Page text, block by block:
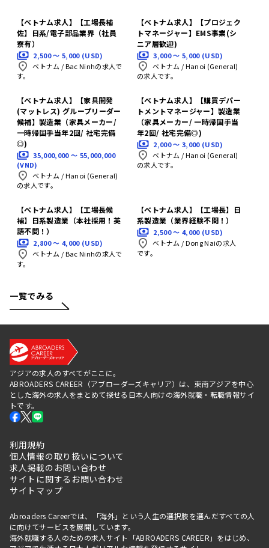
【ベトナム求人】【工場長補
佐】日系/電子部品業界（社員
寮有）
2,500 〜 5,000 (USD)
ベトナム /Bac Ninhの求人で
す。
【ベトナム求人】【プロジェク
トマネージャー】EMS事業(シ
ニア層歓迎)
3,000 〜 5,000 (USD)
ベトナム /Hanoi (General)
の求人です。
【ベトナム求人】【家具開発
(マットレス) グループリーダー
候補】製造業（家具メーカー/
一時帰国手当年2回/ 社宅完備
◎)
35,000,000 〜 55,000,000
(VND)
ベトナム /Hanoi (General)
の求人です。
【ベトナム求人】【購買デパー
トメントマネージャー】製造業
（家具メーカー/ 一時帰国手当
年2回/ 社宅完備◎)
2,000 〜 3,000 (USD)
ベトナム /Hanoi (General)
の求人です。
【ベトナム求人】【工場長候
補】日系製造業（本社採用！英
語不問！）
2,800 〜 4,000 (USD)
ベトナム /Bac Ninhの求人で
す。
【ベトナム求人】【工場長】日
系製造業（業界経験不問！）
2,500 〜 4,000 (USD)
ベトナム /Dong Naiの求人
です。
一覧でみる
アジアの求人のすべてがここに。
ABROADERS CAREER（アブローダーズキャリア）は、東南アジアを中心
とした海外の求人をまとめて探せる日本人向けの海外就職・転職情報サイ
トです。
利用規約
個人情報の取り扱いについて
求人掲載のお問い合わせ
サイトに関するお問い合わせ
サイトマップ
Abroaders Careerでは、「海外」という人生の選択肢を選んだすべての人
に向けてサービスを展開しています。
海外就職する人のための求人サイト「ABROADERS CAREER」をはじめ、